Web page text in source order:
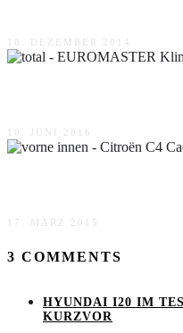
18. DEZEMBER 2014
10. JUNI 2016
17. MÄRZ 2015
3 COMMENTS
HYUNDAI I20 IM
KURZVOR